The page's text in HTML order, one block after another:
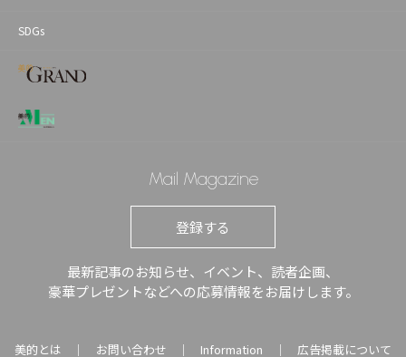
SDGs
Mail Magazine
登録する
最新記事のお知らせ、イベント、読者企画、
豪華プレゼントなどへの応募情報をお届けします。
美的とは ｜ お問い合わせ ｜ Information ｜ 広告掲載について